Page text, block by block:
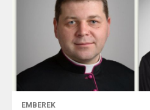
EMBEREK